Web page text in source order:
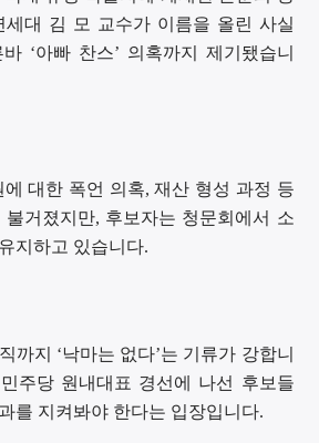
세대 김 모 교수가 이름을 올린 사실
‘아빠 찬스’ 의혹까지 제기됐습니
대한 폭언 의혹, 재산 형성 과정 등
거졌지만, 후보자는 청문회에서 소
지하고 있습니다.
까지 ‘낙마는 없다’는 기류가 강합니
주당 원내대표 경선에 나선 후보들
를 지켜봐야 한다는 입장입니다.